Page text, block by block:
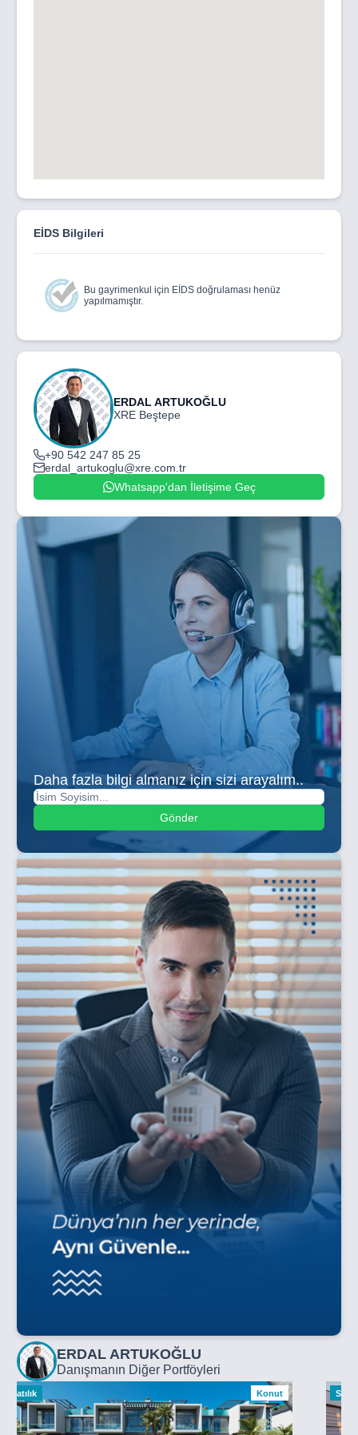
EİDS Bilgileri
Bu gayrimenkul için EİDS doğrulaması henüz
yapılmamıştır.
ERDAL ARTUKOĞLU
XRE Beştepe
+90 542 247 85 25
erdal_artukoglu@xre.com.tr
Whatsapp'dan İletişime Geç
Daha fazla bilgi almanız için sizi arayalım..
Gönder
ERDAL ARTUKOĞLU
Danışmanın Diğer Portföyleri
Satılık Konut